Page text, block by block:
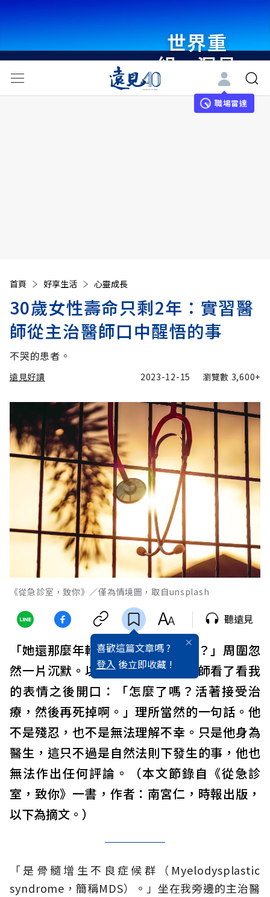
世界重
組・洞見
未來 與
世界領袖
職場雷達
首頁 好享生活 心靈成長
30歲女性壽命只剩2年：實習醫
師從主治醫師口中醒悟的事
不哭的患者。
遠見好讀 2023-12-15 瀏覽數 3,600+
《從急診室，致你》／僅為情境圖，取自unsplash
喜歡這篇文章嗎 ?
登入 後立即收藏 !
聽遠見
「她還那麼年輕，那以後怎麼辦啊？」周圍忽
然一片沉默。以仁慈著稱的主治醫師看了看我
的表情之後開口：「怎麼了嗎？活著接受治
療，然後再死掉啊。」理所當然的一句話。他
不是殘忍，也不是無法理解不幸。只是他身為
醫生，這只不過是自然法則下發生的事，他也
無法作出任何評論。（本文節錄自《從急診
室，致你》一書，作者：南宮仁，時報出版，
以下為摘文。）
「是骨髓增生不良症候群（Myelodysplastic
syndrome，簡稱MDS）。」坐在我旁邊的主治醫